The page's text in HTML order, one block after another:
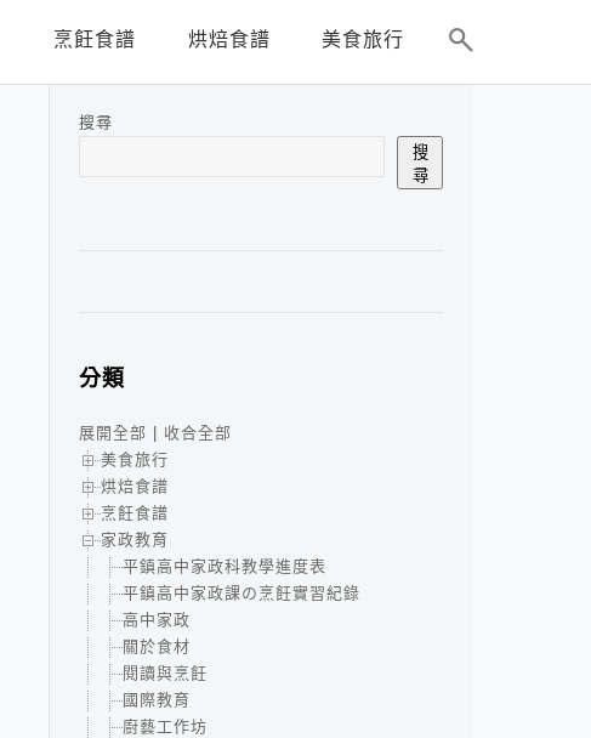
烹飪食譜 烘焙食譜 美食旅行
搜尋
搜
尋
分類
展開全部
收合全部
美食旅行
烘焙食譜
烹飪食譜
家政教育
平鎮高中家政科教學進度表
平鎮高中家政課の烹飪實習紀錄
高中家政
關於食材
閱讀與烹飪
國際教育
廚藝工作坊